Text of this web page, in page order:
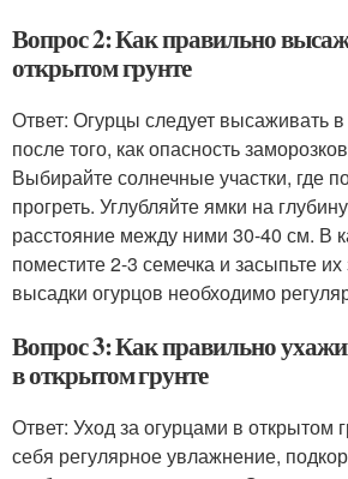
Вопрос 2: Как правильно
открытом грунте
Ответ: Огурцы следует высаживать
после того, как опасность
Выбирайте солнечные участки, где
прогреть. Углубляйте ямки на
расстояние между ними 30-40 см. В
поместите 2-3 семечка и засыпьте
высадки огурцов необходимо
Вопрос 3: Как правильно
в открытом грунте
Ответ: Уход за огурцами в открытом
себя регулярное увлажнение,